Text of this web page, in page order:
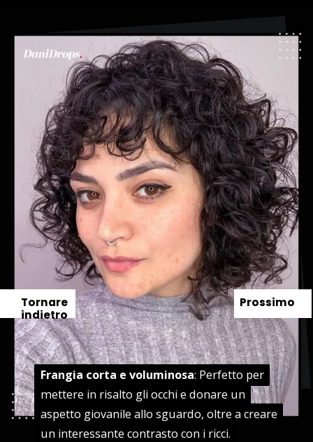
Frangia corta e voluminosa: Perfetto per
mettere in risalto gli occhi e donare un
aspetto giovanile allo sguardo, oltre a creare
un interessante contrasto con i ricci.
Frangia corta e voluminosa: Perfetto per
mettere in risalto gli occhi e donare un
aspetto giovanile allo sguardo, oltre a creare
un interessante contrasto con i ricci.
Prossimo
Tornare
indietro